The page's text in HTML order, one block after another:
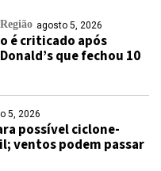
Região agosto 5, 2026
é criticado após
que fechou 10
5, 2026
possível ciclone-
ventos podem passar